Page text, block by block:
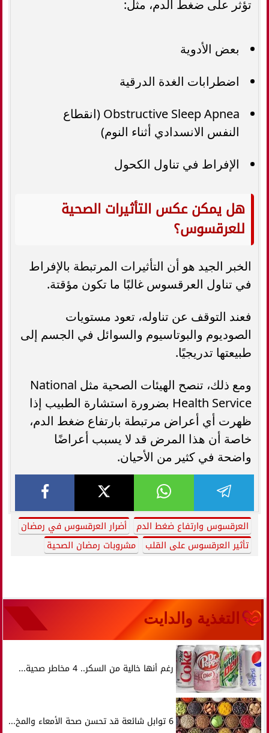
تؤثر على ضغط الدم، مثل:
بعض الأدوية
اضطرابات الغدة الدرقية
Obstructive Sleep Apnea (انقطاع
النفس الانسدادي أثناء النوم)
الإفراط في تناول الكحول
هل يمكن عكس التأثيرات الصحية
للعرقسوس؟
الخبر الجيد هو أن التأثيرات المرتبطة بالإفراط
في تناول العرقسوس غالبًا ما تكون مؤقتة.
فعند التوقف عن تناوله، تعود مستويات
الصوديوم والبوتاسيوم والسوائل في الجسم إلى
طبيعتها تدريجيًا.
ومع ذلك، تنصح الهيئات الصحية مثل National
Health Service بضرورة استشارة الطبيب إذا
ظهرت أي أعراض مرتبطة بارتفاع ضغط الدم،
خاصة أن هذا المرض قد لا يسبب أعراضًا
واضحة في كثير من الأحيان.
العرقسوس وارتفاع ضغط الدم
أضرار العرقسوس في رمضان
تأثير العرقسوس على القلب
مشروبات رمضان الصحية
التغذية والدايت
رغم أنها خالية من السكر.. 4 مخاطر صحية...
6 توابل شائعة قد تحسن صحة الأمعاء والمخ...